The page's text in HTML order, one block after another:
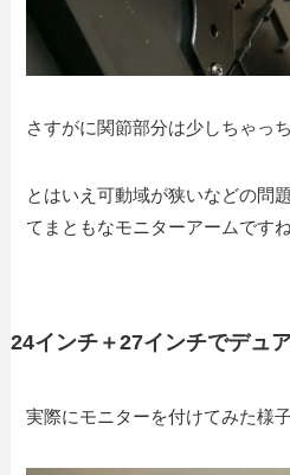
さすがに関節部分は少しちゃっち
とはいえ可動域が狭いなどの問
てまともなモニターアームですね
24インチ＋27インチでデュ
実際にモニターを付けてみた様